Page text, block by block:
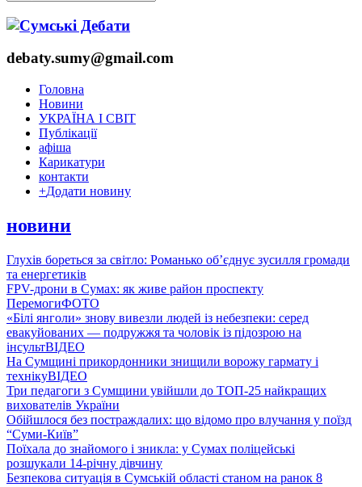
debaty.sumy@gmail.com
Головна
Новини
УКРАЇНА І СВІТ
Публікації
афіша
Карикатури
контакти
+Додати новину
новини
Глухів бореться за світло: Романько об’єднує зусилля громади
та енергетиків
FPV-дрони в Сумах: як живе район проспекту
ПеремогиФОТО
«Білі янголи» знову вивезли людей із небезпеки: серед
евакуйованих — подружжя та чоловік із підозрою на
інсультВІДЕО
На Сумщині прикордонники знищили ворожу гармату і
технікуВІДЕО
Три педагоги з Сумщини увійшли до ТОП-25 найкращих
вихователів України
Обійшлося без постраждалих: що відомо про влучання у поїзд
“Суми-Київ”
Поїхала до знайомого і зникла: у Сумах поліцейські
розшукали 14-річну дівчину
Безпекова ситуація в Сумській області станом на ранок 8